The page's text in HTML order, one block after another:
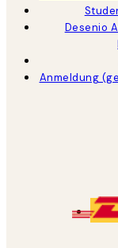
Desenio
Anmeldung